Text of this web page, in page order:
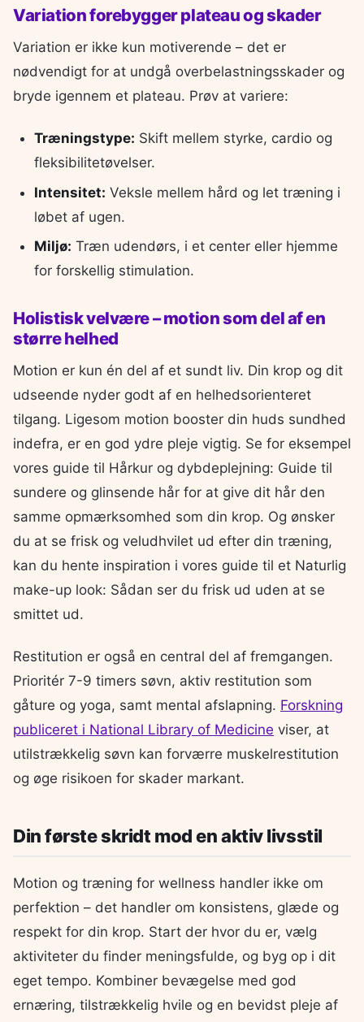
Variation forebygger plateau og skader
Variation er ikke kun motiverende – det er
nødvendigt for at undgå overbelastningsskader og
bryde igennem et plateau. Prøv at variere:
Træningstype: Skift mellem styrke, cardio og
fleksibilitetøvelser.
Intensitet: Veksle mellem hård og let træning i
løbet af ugen.
Miljø: Træn udendørs, i et center eller hjemme
for forskellig stimulation.
Holistisk velvære – motion som del af en
større helhed
Motion er kun én del af et sundt liv. Din krop og dit
udseende nyder godt af en helhedsorienteret
tilgang. Ligesom motion booster din huds sundhed
indefra, er en god ydre pleje vigtig. Se for eksempel
vores guide til Hårkur og dybdeplejning: Guide til
sundere og glinsende hår for at give dit hår den
samme opmærksomhed som din krop. Og ønsker
du at se frisk og veludhvilet ud efter din træning,
kan du hente inspiration i vores guide til et Naturlig
make-up look: Sådan ser du frisk ud uden at se
smittet ud.
Restitution er også en central del af fremgangen.
Prioritér 7-9 timers søvn, aktiv restitution som
gåture og yoga, samt mental afslapning. Forskning
publiceret i National Library of Medicine viser, at
utilstrækkelig søvn kan forværre muskelrestitution
og øge risikoen for skader markant.
Din første skridt mod en aktiv livsstil
Motion og træning for wellness handler ikke om
perfektion – det handler om konsistens, glæde og
respekt for din krop. Start der hvor du er, vælg
aktiviteter du finder meningsfulde, og byg op i dit
eget tempo. Kombiner bevægelse med god
ernæring, tilstrækkelig hvile og en bevidst pleje af